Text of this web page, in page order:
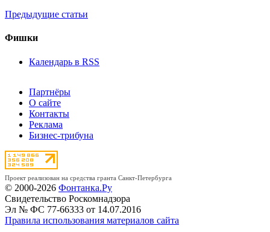
Предыдущие статьи
Фишки
Календарь в RSS
Партнёры
О сайте
Контакты
Реклама
Бизнес-трибуна
Проект реализован на средства гранта Санкт-Петербурга
© 2000-2026 Фонтанка.Ру
Свидетельство Роскомнадзора
Эл № ФС 77-66333 от 14.07.2016
Правила использования материалов сайта